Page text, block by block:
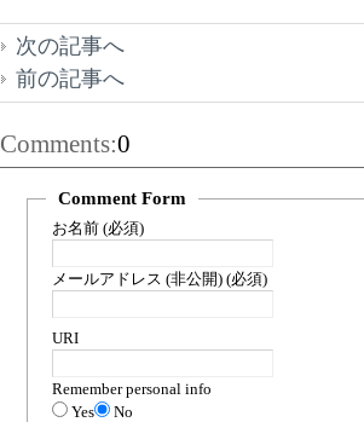
次の記事へ
前の記事へ
Comments:0
Comment Form
お名前 (必須)
メールアドレス (非公開) (必須)
URI
Remember personal info
Yes
No